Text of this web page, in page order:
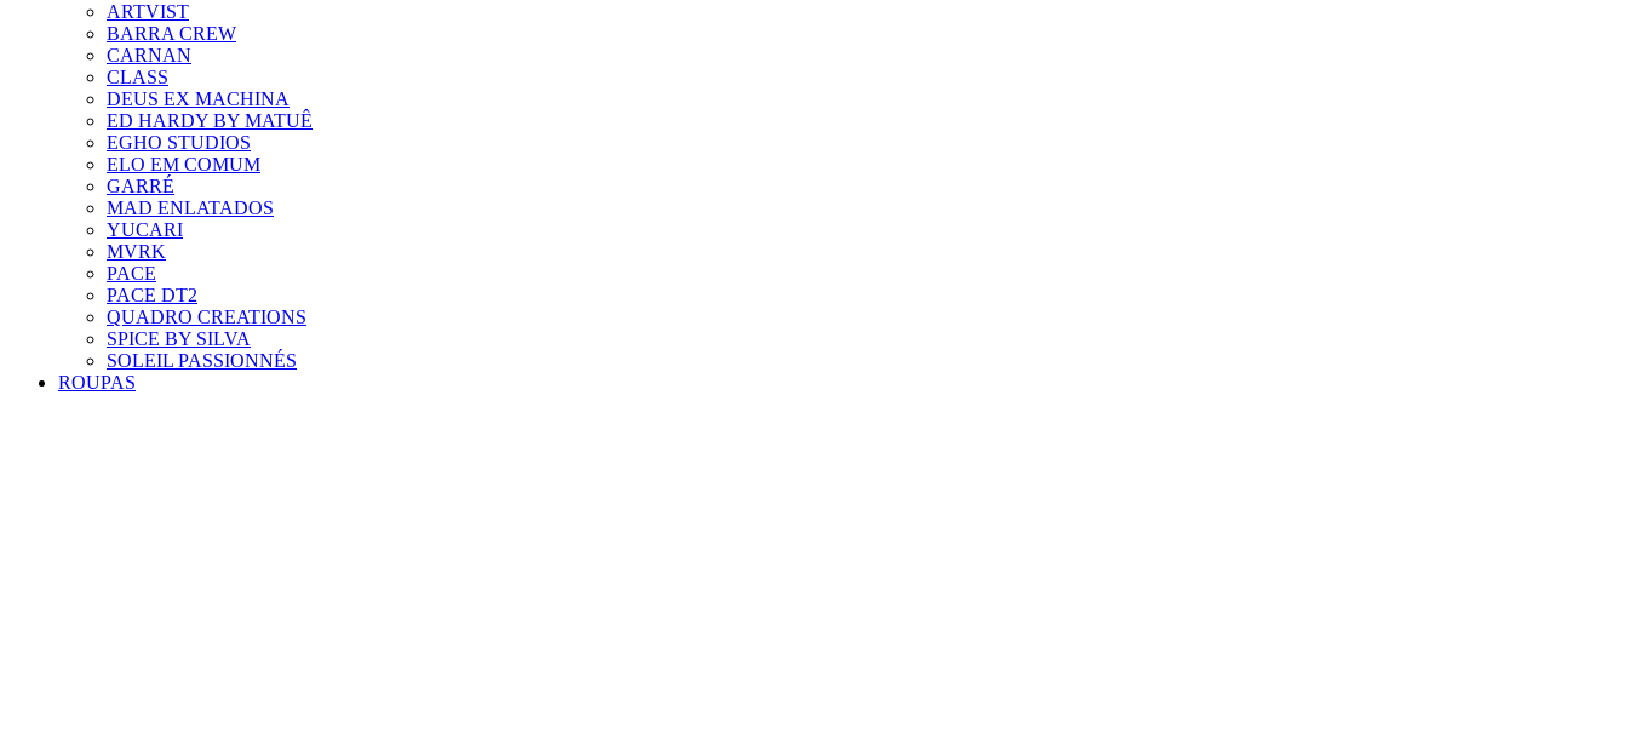
ARTVIST
BARRA CREW
CARNAN
CLASS
DEUS EX MACHINA
ED HARDY BY MATUÊ
EGHO STUDIOS
ELO EM COMUM
GARRÉ
MAD ENLATADOS
YUCARI
MVRK
PACE
PACE DT2
QUADRO CREATIONS
SPICE BY SILVA
SOLEIL PASSIONNÉS
ROUPAS